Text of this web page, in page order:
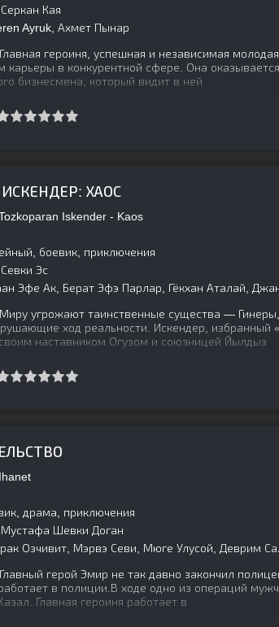
Серкан Кая
Ayruk, Ахмет Пынар
Главная героиня, успешная и независимая
карьеры в конкурентной сфере. Она
бизнесмена, который видит в ней
ХАОС
Iskender - Kaos
боевик, приключения
Севки Эс
Эфе Ак, Берат Эфэ Парлар, Гёкхан Аталай,
Миру угрожают таинственные существа —
ход реальности. Искендер, избранный
наставником Огузом и союзницей Йылдыз
Ihanet
драма, приключения
Мустафа Шевки Доган
Озчивит, Мэрвэ Севи, Мюге Улусой, Деврим
Главный герой Эмир не так давно закончил
в полиции.В ходе одно из операций
Главная героиня работает в